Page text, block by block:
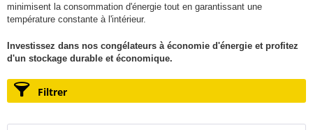
minimisent la consommation d'énergie tout en garantissant une
température constante à l'intérieur.
Investissez dans nos congélateurs à économie d'énergie et profitez
d'un stockage durable et économique.
Filtrer